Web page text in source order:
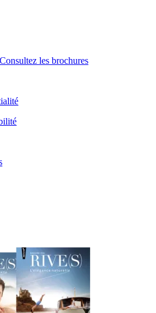
Consultez les brochures